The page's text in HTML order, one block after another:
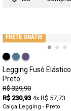
FRETE GRÁTIS
Legging Fusô
Preto
R$ 329,90
R$ 230,93 4x R$ 57,73
Calça Legging - Preto